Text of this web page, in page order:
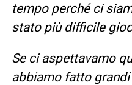
tempo perché ci
stato più difficile
Se ci aspettavamo
abbiamo fatto